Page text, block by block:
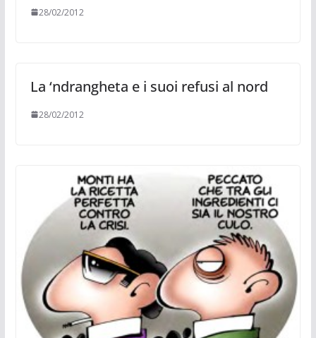
28/02/2012
La ‘ndrangheta e i suoi refusi al nord
28/02/2012